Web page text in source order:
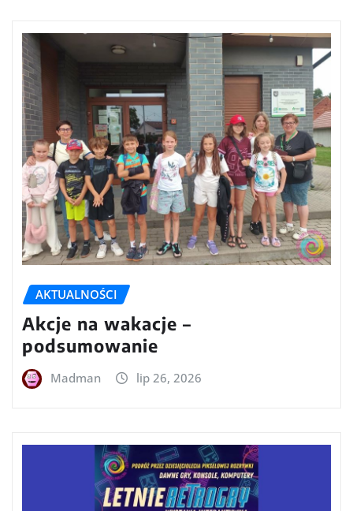
AKTUALNOŚCI
Akcje na wakacje –
podsumowanie
Madman lip 26, 2026